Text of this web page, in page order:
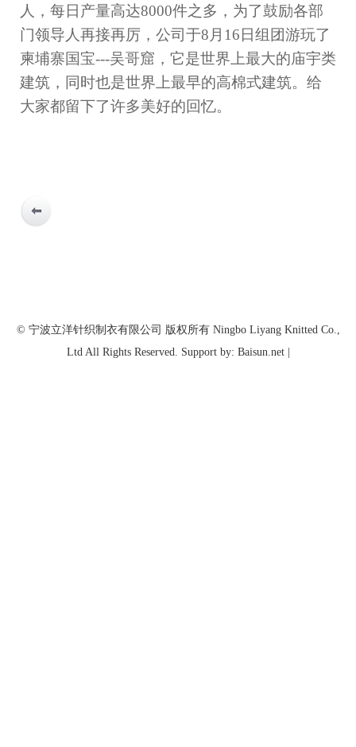
人，每日产量高达8000件之多，为了鼓励各部
门领导人再接再厉，公司于8 月 16 日组团游玩了
柬埔寨国宝---吴哥窟，它是世界上最大的庙宇类
建筑，同时也是世界上最早的高棉式建筑。给
大家都留下了许多美好的回忆。
© 宁波立洋针织制衣有限公司 版权所有 Ningbo Liyang Knitted Co.,
Ltd All Rights Reserved. Support by: Baisun.net |